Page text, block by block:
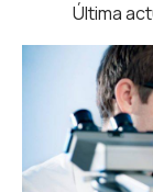
Última